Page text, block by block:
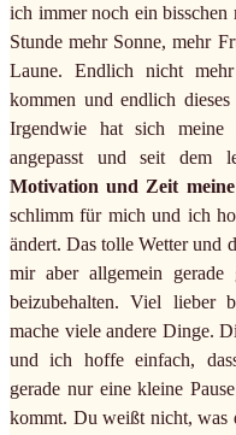
ich immer noch ein
Stunde mehr Sonne, mehr
Laune. Endlich nicht
kommen und endlich
Irgendwie hat sich
angepasst und seit dem
Motivation und Zeit
schlimm für mich und ich
ändert. Das tolle Wetter und
mir aber allgemein
beizubehalten. Viel lieber
mache viele andere Dinge.
und ich hoffe einfach,
gerade nur eine kleine
kommt. Du weißt nicht, was